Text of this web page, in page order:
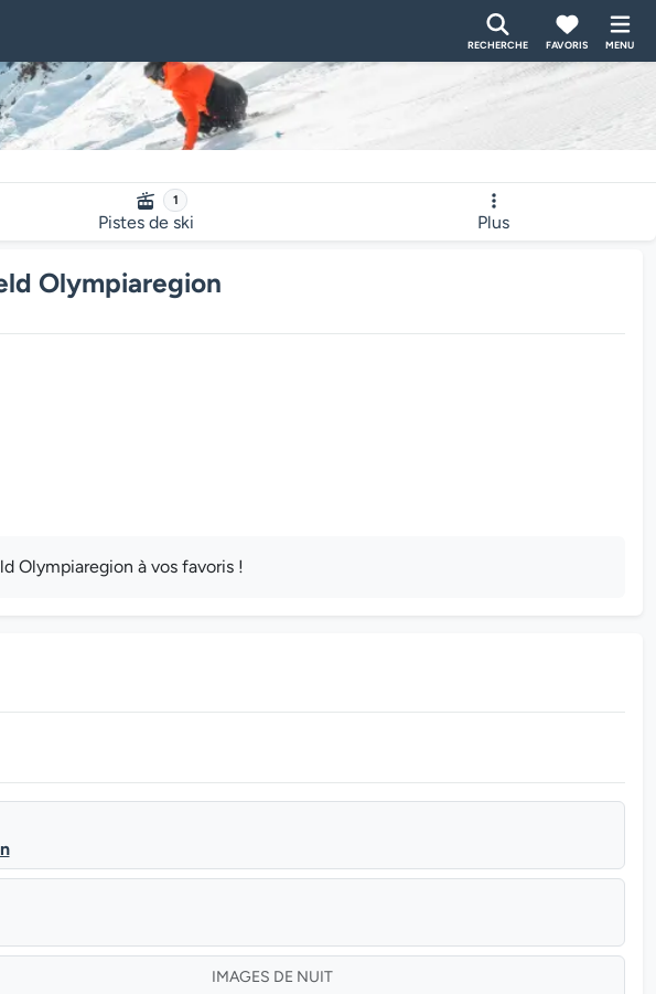
RECHERCHE FAVORIS MENU
1
Pistes de ski Plus
Olympiaregion
Olympiaregion à vos favoris !
IMAGES DE NUIT